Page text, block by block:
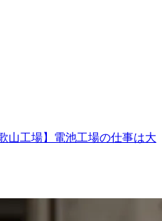
山工場】電池工場の仕事は大